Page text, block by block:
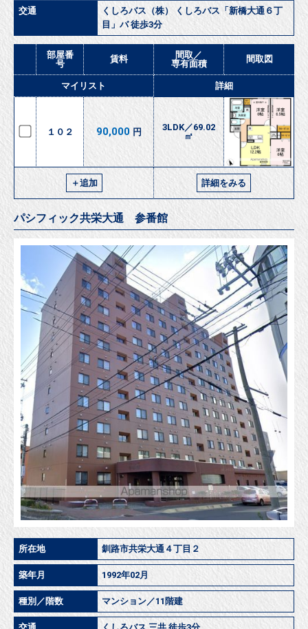
交通
くしろバス（株） くしろバス「新橋大通６丁
目」バ 徒歩3分
部屋番
号
賃料
間取／
専有面積
間取図
マイリスト 詳細
１０２ 90,000 円
3LDK／69.02
㎡
＋追加 詳細をみる
パシフィック共栄大通 参番館
所在地 釧路市共栄大通４丁目２
築年月 1992年02月
種別／階数 マンション／11階建